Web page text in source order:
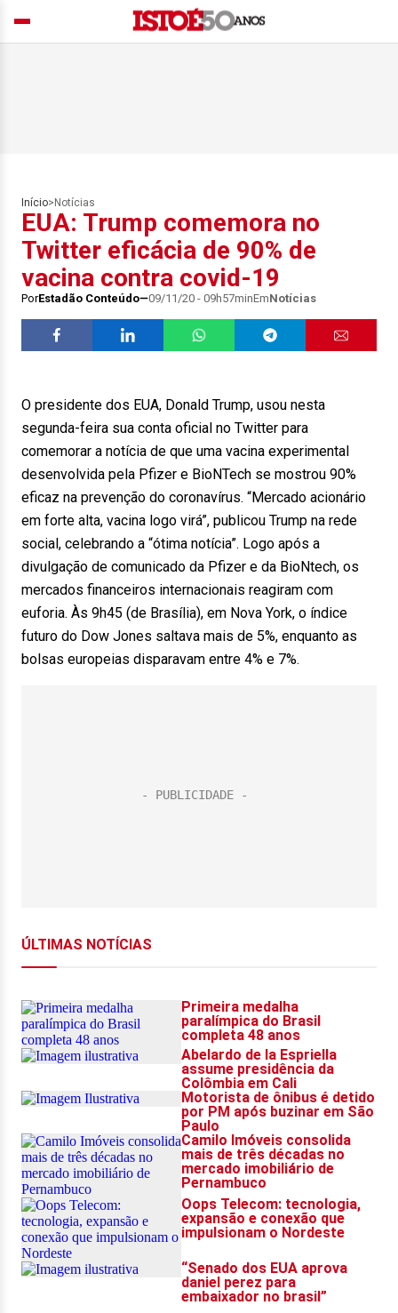
Início> Notícias
EUA: Trump comemora no
Twitter eficácia de 90% de
vacina contra covid-19
PorEstadão Conteúdo 09/11/20 - 09h57minEmNotícias
O presidente dos EUA, Donald Trump, usou nesta
segunda-feira sua conta oficial no Twitter para
comemorar a notícia de que uma vacina experimental
desenvolvida pela Pfizer e BioNTech se mostrou 90%
eficaz na prevenção do coronavírus. “Mercado acionário
em forte alta, vacina logo virá”, publicou Trump na rede
social, celebrando a “ótima notícia”. Logo após a
divulgação de comunicado da Pfizer e da BioNtech, os
mercados financeiros internacionais reagiram com
euforia. Às 9h45 (de Brasília), em Nova York, o índice
futuro do Dow Jones saltava mais de 5%, enquanto as
bolsas europeias disparavam entre 4% e 7%.